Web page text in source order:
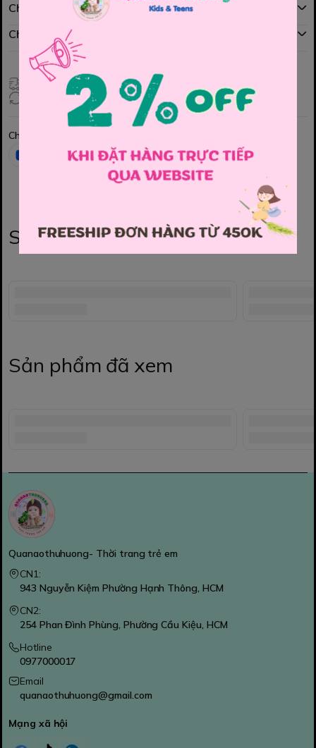
Chính sách mua hàng
Chính sách đổi hàng
Giao hàng toàn quốc
Đổi hàng 3 ngày (HCM), 7 ngày (Tỉnh)
Chia sẻ
Sản phẩm liên quan
Sản phẩm đã xem
Quanaothuhuong- Thời trang trẻ em
CN1:
943 Nguyễn Kiệm Phường Hạnh Thông, HCM
CN2:
254 Phan Đình Phùng, Phường Cầu Kiệu, HCM
Hotline
0977000017
Email
quanaothuhuong@gmail.com
Mạng xã hội